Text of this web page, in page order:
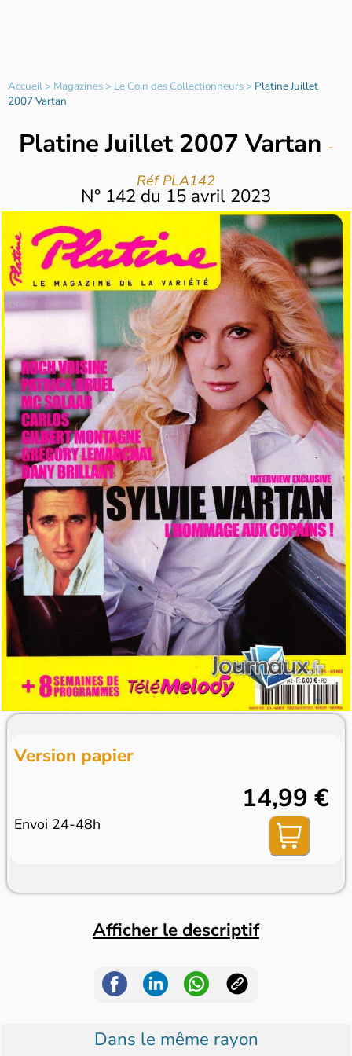
Accueil> Magazines> Le Coin des Collectionneurs> Platine Juillet
2007 Vartan
Platine Juillet 2007 Vartan -
Réf PLA142
N° 142 du 15 avril 2023
Version papier
Envoi 24-48h
14,99 €
Afficher le descriptif
Dans le même rayon